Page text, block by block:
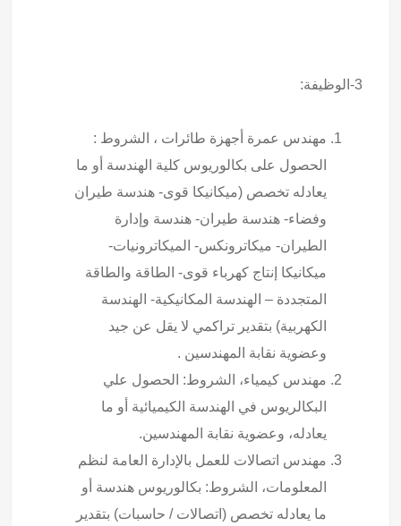
3-الوظيفة:
مهندس عمرة أجهزة طائرات ، الشروط :
الحصول على بكالوريوس كلية الهندسة أو ما
يعادله تخصص (میکانیکا قوی- هندسة طيران
وفضاء- هندسة طيران- هندسة وإدارة
الطيران- ميكاترونكس- الميكاترونيات-
ميكانيكا إنتاج كهرباء قوى- الطاقة والطاقة
المتجددة – الهندسة المكانيكية- الهندسة
الكهربية) بتقدير تراكمي لا يقل عن جيد
وعضوية نقابة المهندسين .
مهندس كيمياء، الشروط: الحصول علي
البكالريوس في الهندسة الكيميائية أو ما
يعادله، وعضوية نقابة المهندسين.
مهندس اتصالات للعمل بالإدارة العامة لنظم
المعلومات، الشروط: بكالوريوس هندسة أو
ما يعادله تخصص (اتصالات / حاسبات) بتقدير